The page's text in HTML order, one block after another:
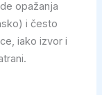
opažanja
i često
iako izvor i